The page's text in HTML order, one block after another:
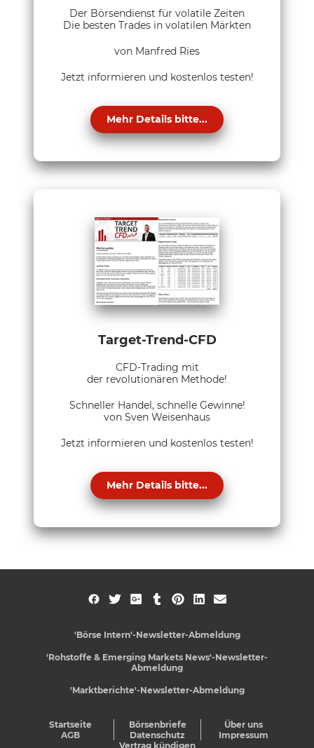
Der Börsendienst für volatile Zeiten
Die besten Trades in volatilen Märkten
von Manfred Ries
Jetzt informieren und kostenlos testen!
Mehr Details bitte...
Target-Trend-CFD
CFD-Trading mit
der revolutionären Methode!
Schneller Handel, schnelle Gewinne!
von Sven Weisenhaus
Jetzt informieren und kostenlos testen!
Mehr Details bitte...
'Börse Intern'-Newsletter-Abmeldung
'Rohstoffe & Emerging Markets News'-Newsletter-
Abmeldung
'Marktberichte'-Newsletter-Abmeldung
Startseite Börsenbriefe
Über uns
AGB
Datenschutz
Impressum
Vertrag kündigen